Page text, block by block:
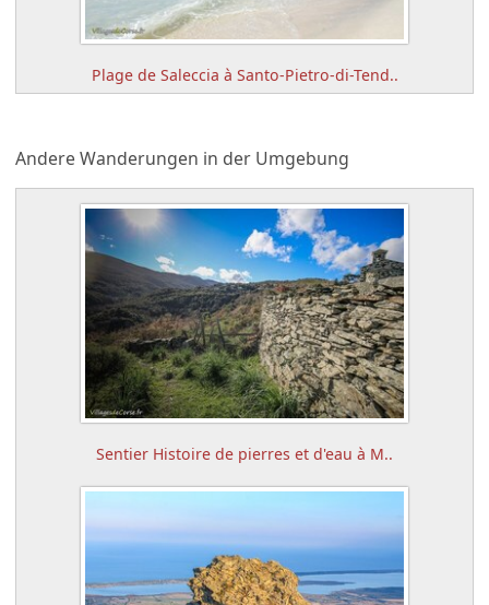
Plage de Saleccia à Santo-Pietro-di-Tend..
Andere Wanderungen in der Umgebung
Sentier Histoire de pierres et d'eau à M..